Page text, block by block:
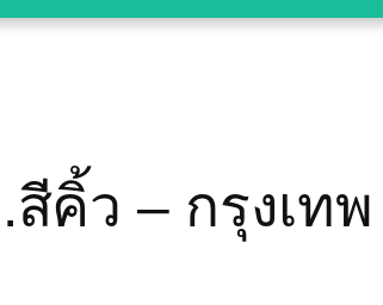
คิ้ว – กรุงเท